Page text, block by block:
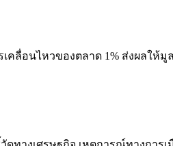
เคลื่อนไหวของตลาด 1% ส่งผล